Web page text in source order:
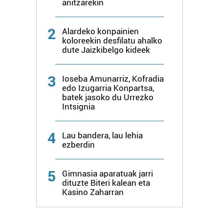
anitzarekin
2
Alardeko konpainien
koloreekin desfilatu ahalko
dute Jaizkibelgo kideek
3
Ioseba Amunarriz, Kofradia
edo Izugarria Konpartsa,
batek jasoko du Urrezko
Intsignia
4
Lau bandera, lau lehia
ezberdin
5
Gimnasia aparatuak jarri
dituzte Biteri kalean eta
Kasino Zaharran